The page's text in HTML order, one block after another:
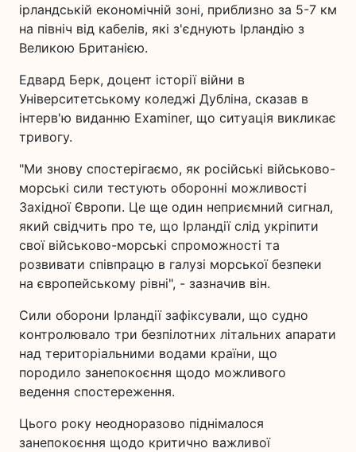
ірландській економічній зоні, приблизно за 5-7 км
на північ від кабелів, які з'єднують Ірландію з
Великою Британією.
Едвард Берк, доцент історії війни в
Університетському коледжі Дубліна, сказав в
інтерв'ю виданню Examiner, що ситуація викликає
тривогу.
"Ми знову спостерігаємо, як російські військово-
морські сили тестують оборонні можливості
Західної Європи. Це ще один неприємний сигнал,
який свідчить про те, що Ірландії слід укріпити
свої військово-морські спроможності та
розвивати співпрацю в галузі морської безпеки
на європейському рівні", - зазначив він.
Сили оборони Ірландії зафіксували, що судно
контролювало три безпілотних літальних апарати
над територіальними водами країни, що
породило занепокоєння щодо можливого
ведення спостереження.
Цього року неодноразово піднімалося
занепокоєння щодо критично важливої